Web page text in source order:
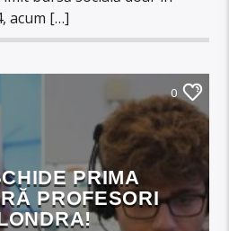
acum […]
0
PRIMA
PROFESORI